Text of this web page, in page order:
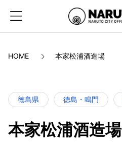
HOME 本家松浦酒造場
徳島県 徳島・鳴門
本家松浦酒造場